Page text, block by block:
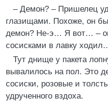
– Демон? – Пришелец
глазищами. Похоже, он
демон? Не-э… Я вот… –
сосисками в лавку
Тут днище у пакета
вывалилось на пол. Это
сосиски, розовые и
удрученного вздоха.